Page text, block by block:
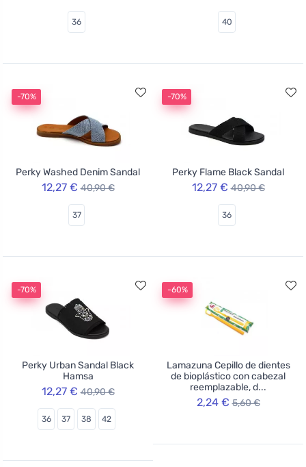
36 40
-70%
Perky Washed Denim Sandal
12,27 € 40,90 €
37
-70%
Perky Flame Black Sandal
12,27 € 40,90 €
36
-70%
Perky Urban Sandal Black
Hamsa
12,27 € 40,90 €
36 37 38 42
-60%
Lamazuna Cepillo de dientes
de bioplástico con cabezal
reemplazable, d...
2,24 € 5,60 €